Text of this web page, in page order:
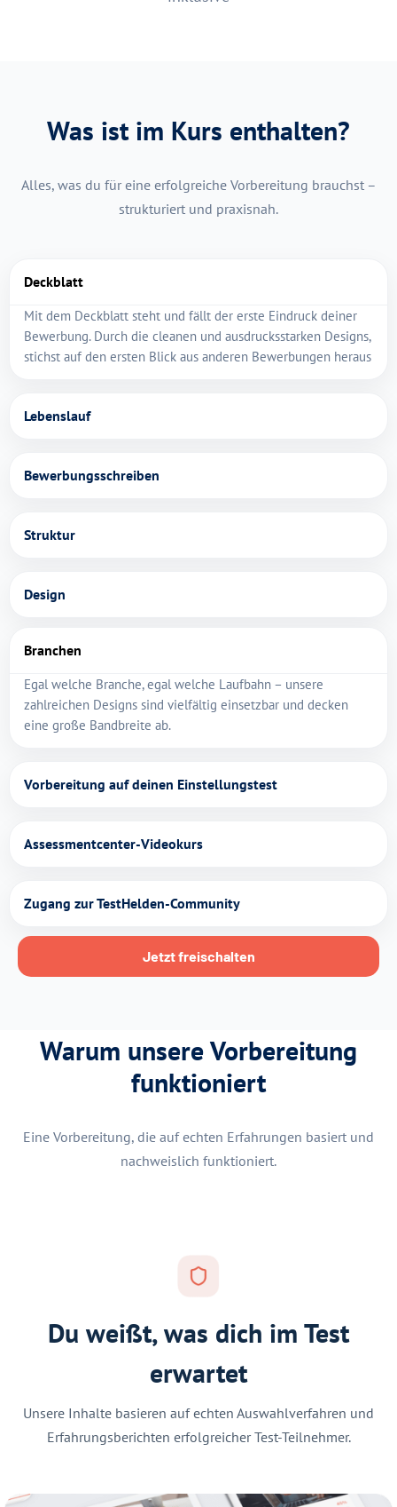
Was ist im Kurs enthalten?
Alles, was du für eine erfolgreiche Vorbereitung brauchst –
strukturiert und praxisnah.
Deckblatt
Mit dem Deckblatt steht und fällt der erste Eindruck deiner
Bewerbung. Durch die cleanen und ausdrucksstarken Designs,
stichst auf den ersten Blick aus anderen Bewerbungen heraus
Lebenslauf
Bewerbungsschreiben
Struktur
Design
Branchen
Egal welche Branche, egal welche Laufbahn – unsere
zahlreichen Designs sind vielfältig einsetzbar und decken
eine große Bandbreite ab.
Vorbereitung auf deinen Einstellungstest
Assessmentcenter-Videokurs
Zugang zur TestHelden-Community
Jetzt freischalten
Warum unsere Vorbereitung
funktioniert
Eine Vorbereitung, die auf echten Erfahrungen basiert und
nachweislich funktioniert.
Du weißt, was dich im Test
erwartet
Unsere Inhalte basieren auf echten Auswahlverfahren und
Erfahrungsberichten erfolgreicher Test-Teilnehmer.